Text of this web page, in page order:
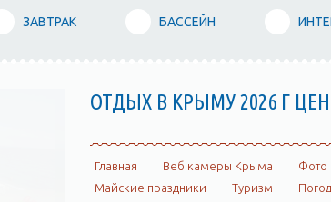
ЗАВТРАК БАССЕЙН
ОТДЫХ В КРЫМУ 2026 Г
Главная Веб камеры Крыма Фото
Майские праздники
Туризм